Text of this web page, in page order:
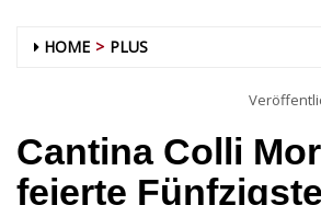
HOME PLUS
Cantina Colli
feierte